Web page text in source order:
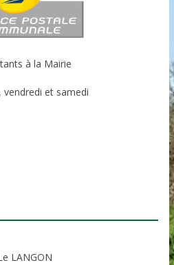
à la Mairie
et samedi
LANGON